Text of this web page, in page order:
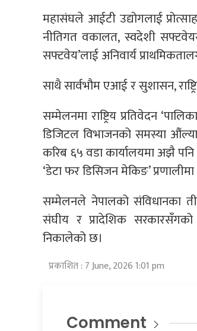
महासंघले आईटी उद्योगलाई
नीतिगत वकालत, स्वदेशी सफ्टवेयर
सफ्टवेय’लाई अनिवार्य
साथै सार्वभौम एआई र सुशासन,
सम्मेलनमा राष्ट्रिय प्रतिवेदन
डिजिटल विभाजनको समस्या
करिब ६५ वडा कार्यालयमा अझै
‘डेटा फर डिसिजन मेकिङ’
सम्मेलनले नेपालको संविधानका
संघीय र प्रादेशिक सरकारसँगको
निकालेको छ।
प्रकाशित : 7 June, 2026 1:01 pm
Comment